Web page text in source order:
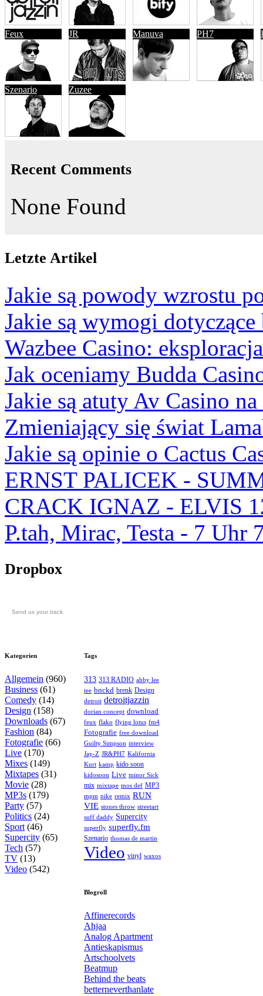
Feux JR Manuva PH7
Szenario Zuzee
Recent Comments
None Found
Letzte Artikel
Jakie są powody wzrostu
Jakie są wymogi
Wazbee Casino:
Jak oceniamy Budda
Jakie są atuty Av Casino
Zmieniający się świat
Jakie są opinie o Cactus
ERNST PALICEK -
CRACK IGNAZ - ELVIS
P.tah, Mirac, Testa - 7
Dropbox
Send us your track
Kategorien
Allgemein (960)
Business (61)
Comedy (14)
Design (158)
Downloads (67)
Fashion (84)
Fotografie (66)
Live (170)
Mixes (149)
Mixtapes (31)
Movie (28)
MP3s (179)
Party (57)
Politics (24)
Sport (46)
Supercity (65)
Tech (57)
TV (13)
Video (542)
Tags
313 313 RADIO abby lee
tee bnckd brenk Design
detroit detroitjazzin
dorian concept download
feux flako flying lotus fm4
Fotografie free download
Guilty Simpson interview
Jay-Z JR&PH7 Kalifornia
Kurt kamp kido soon
kidosoon Live minor Sick
mix mixtape mos def MP3
mpm nike remix RUN
VIE stones throw streetart
suff daddy Supercity
superfly superfly.fm
Szenario thomas de martin
Video vinyl waxos
Blogroll
Affinerecords
Ahjaa
Analog Apartment
Antieskapismus
Artschoolvets
Beatmup
Behind the beats
betterneverthanlate